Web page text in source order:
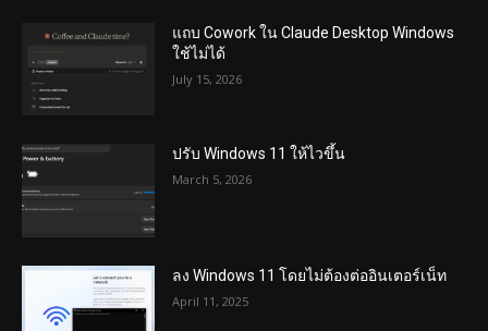
แถบ Cowork ใน Claude Desktop Windows
ใช้ไม่ได้
July 15, 2026
ปรับ Windows 11 ให้ไวขึ้น
March 5, 2026
ลง Windows 11 โดยไม่ต้องต่ออินเตอร์เน็ท
April 11, 2025